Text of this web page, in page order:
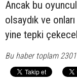
Ancak bu
olsaydık ve
yine tepki
Bu haber toplam